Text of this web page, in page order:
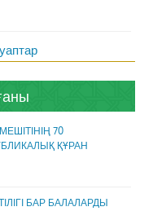
70
ҚҰРАН
БАР БАЛАЛАРДЫ